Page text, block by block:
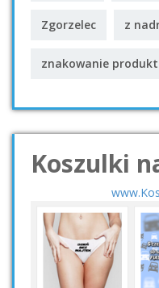
Zgorzelec z
znakowanie
Koszulki